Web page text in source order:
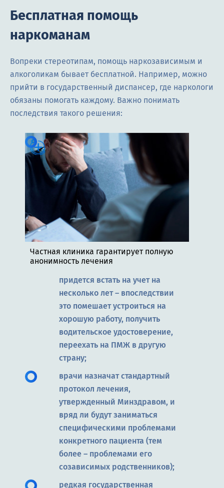
Бесплатная помощь
наркоманам
Вопреки стереотипам, помощь наркозависимым и
алкоголикам бывает бесплатной. Например, можно
прийти в государственный диспансер, где наркологи
обязаны помогать каждому. Важно понимать
последствия такого решения:
Частная клиника гарантирует полную
анонимность лечения
придется встать на учет на
несколько лет – впоследствии
это помешает устроиться на
хорошую работу, получить
водительское удостоверение,
переехать на ПМЖ в другую
страну;
врачи назначат стандартный
протокол лечения,
утвержденный Минздравом, и
вряд ли будут заниматься
специфическими проблемами
конкретного пациента (тем
более – проблемами его
созависимых родственников);
редкая государственная